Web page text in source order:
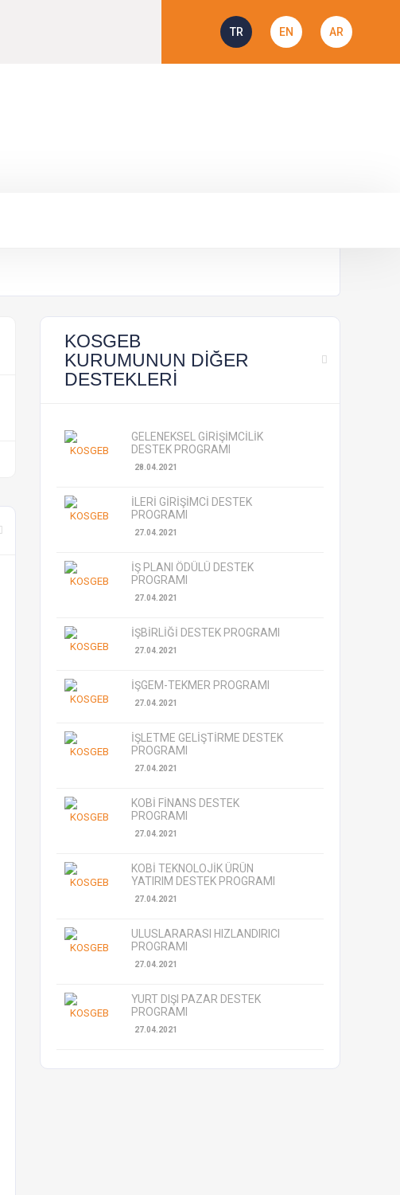
TR EN AR
KOSGEB
KURUMUNUN DİĞER
DESTEKLERİ
GELENEKSEL GİRİŞİMCİLİK
DESTEK PROGRAMI
28.04.2021
İLERİ GİRİŞİMCİ DESTEK
PROGRAMI
27.04.2021
İŞ PLANI ÖDÜLÜ DESTEK
PROGRAMI
27.04.2021
İŞBİRLİĞİ DESTEK PROGRAMI
27.04.2021
İŞGEM-TEKMER PROGRAMI
27.04.2021
İŞLETME GELİŞTİRME DESTEK
PROGRAMI
27.04.2021
KOBİ FİNANS DESTEK
PROGRAMI
27.04.2021
KOBİ TEKNOLOJİK ÜRÜN
YATIRIM DESTEK PROGRAMI
27.04.2021
ULUSLARARASI HIZLANDIRICI
PROGRAMI
27.04.2021
YURT DIŞI PAZAR DESTEK
PROGRAMI
27.04.2021